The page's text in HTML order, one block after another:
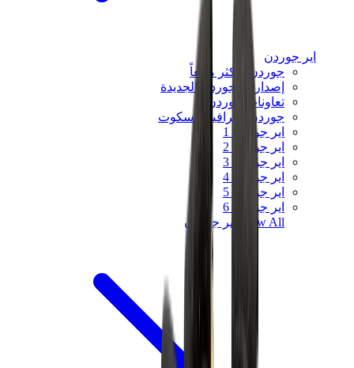
اير جوردن
جوردن الأكثر مبيعاً
إصدارات جوردن الجديدة
تعاونات جوردن
جوردن x ترافيس سكوت
اير جوردن 1
اير جوردن 2
اير جوردن 3
اير جوردن 4
اير جوردن 5
اير جوردن 6
View All
اير جوردن